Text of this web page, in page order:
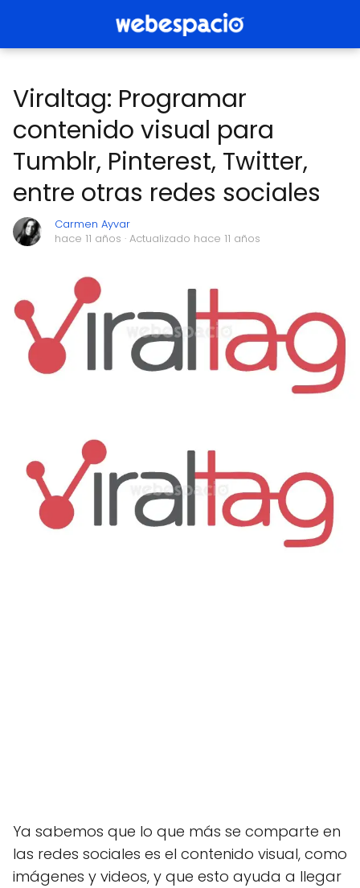
Viraltag: Programar
contenido visual para
Tumblr, Pinterest, Twitter,
entre otras redes sociales
Carmen Ayvar
hace 11 años · Actualizado hace 11 años
Ya sabemos que lo que más se comparte en
las redes sociales es el contenido visual, como
imágenes y videos, y que esto ayuda a llegar